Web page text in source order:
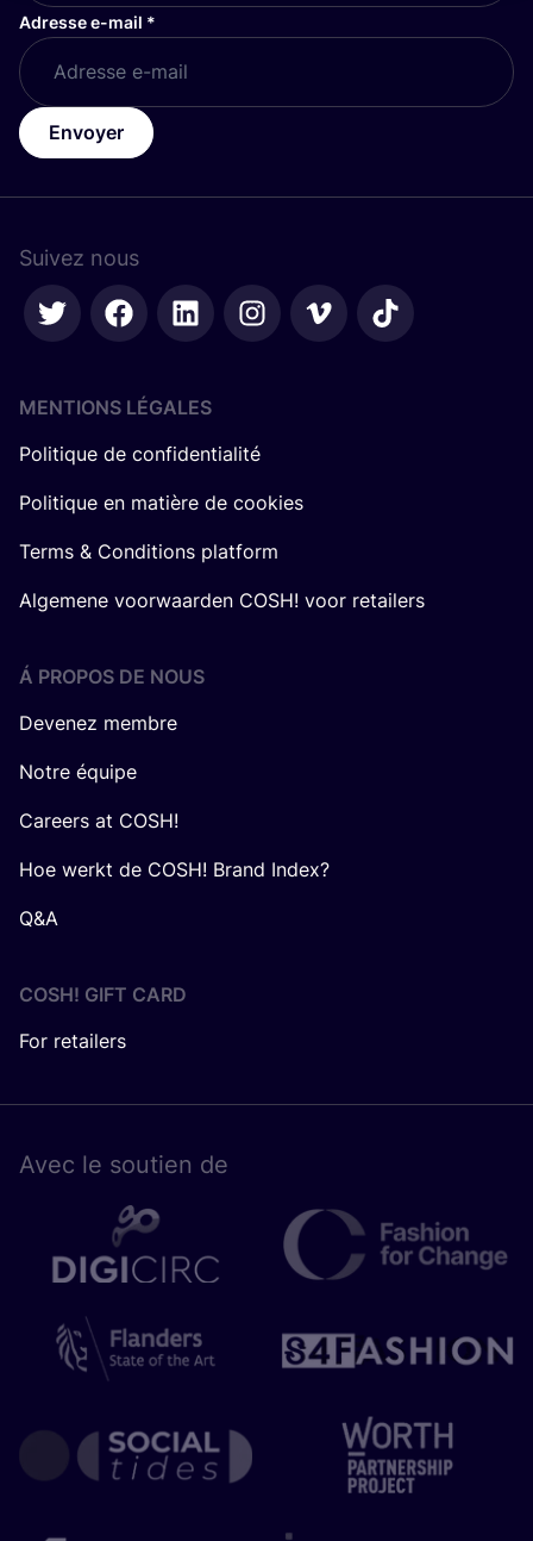
Adresse e-mail *
Envoyer
Suivez nous
MENTIONS LÉGALES
Politique de confidentialité
Politique en matière de cookies
Terms & Conditions platform
Algemene voorwaarden COSH! voor retailers
Á PROPOS DE NOUS
Devenez membre
Notre équipe
Careers at COSH!
Hoe werkt de COSH! Brand Index?
Q&A
COSH! GIFT CARD
For retailers
Avec le sou­tien de